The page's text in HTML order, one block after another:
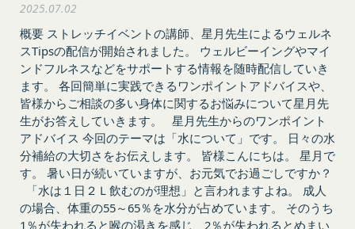
2025.07.02
概要 ストレッチイベントの講師、星月先生によるウェルネ
スTipsの配信が開始されました。 ウェルビーイングやマイ
ンドフルネスなどをサポートする情報を随時配信していき
ます。 各回簡単に実践できるワンポイントアドバイスや、
皆様からご相談の多い身体に関するお悩みについて星月先
生がお答えしていきます。 星月先生からのワンポイント
アドバイス 今回のテーマは「水について」です。 日々の水
分補給の大切さをお伝えします。 皆様こんにちは。 星月で
す。 暑い日が続いていますが、お元気でお過ごしですか？
「水は１日２Ｌ飲むのが理想」と言われますよね。 成人
の場合、体重の55～65％を水分が占めています。 そのうち
1％が失われると喉の渇きを感じ、2％が失われるとめまい
情報を安全かつ合理的な方法で消去します。
第三者への提供等
当社は、以下の場合、お客様情報を第三者と共有す
ることがあります。（以下、当社がお客様情報を提
供した相手方を「提供先」といいます。）
お客様の同意を得た場合
当社は、お客様の同意を得た場合、お客様情報（個
人情報の場合もあります。）を第三者である会社、
組織、個人に提供することがあります。
第三者サービス提供者との共有
支払処理、データ分析、メール送信、ホスティング
ビスに定められる利用規約等に従ってご利用くださ
い。
本契約において使用される以下の各用語は各々以下
に定める意味を有します。
第3条（提供されるサービス）
当社が提供する本サービスは、次の各号に掲げるサ
ービスとします。
コミュニティポータルサイトが提供する情報サ
ービス
前各号に付随する各種サービス
当社は、前項各号に定めるサービスの内容を変更す